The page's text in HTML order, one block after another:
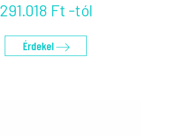
291.018 Ft -tól
Érdekel